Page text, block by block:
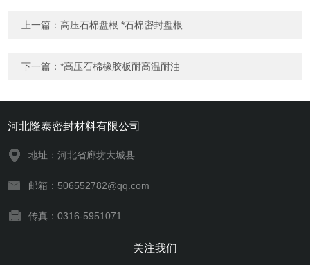
上一篇：高压石棉盘根 *石棉密封盘根
下一篇：*高压石棉橡胶板耐高温耐油
河北隆泰密封材料有限公司
地址：河北省廊坊大城县
邮箱：506552782@qq.com
传真：0316-5951071
关注我们